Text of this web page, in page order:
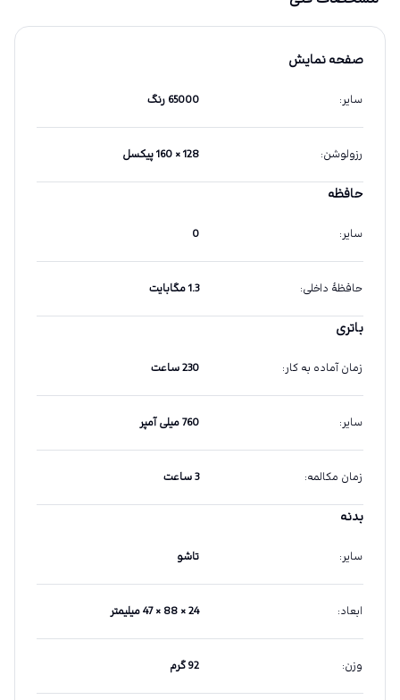
صفحه نمایش
سایر: 65000 رنگ
رزولوشن: 128 × 160 پیکسل
حافظه
سایر:
0
حافظهٔ داخلی: 1.3 مگابایت
باتری
زمان آماده به کار: 230 ساعت
سایر: 760 میلی آمپر
زمان مکالمه: 3 ساعت
بدنه
سایر: تاشو
ابعاد: 24 × 88 × 47 میلیمتر
وزن: 92 گرم